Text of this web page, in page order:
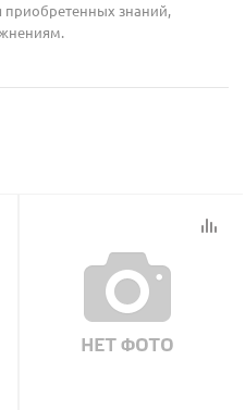
приобретенных знаний,